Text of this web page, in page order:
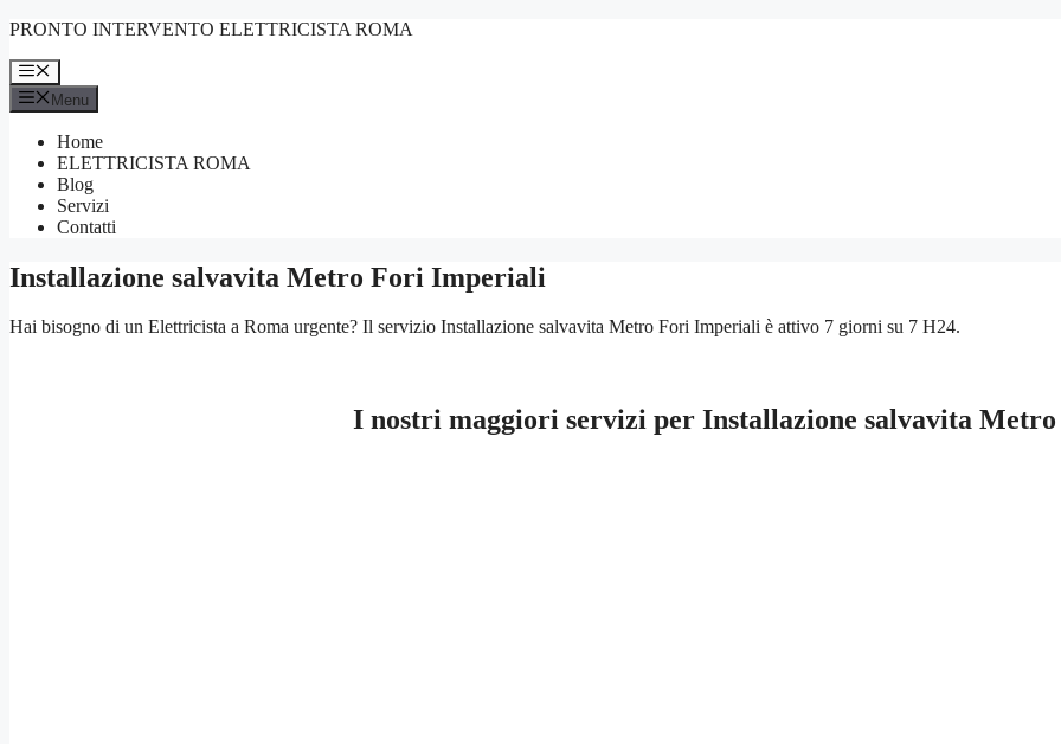
Vai
contenuto
PRONTO INTERVENTO ELETTRICISTA ROMA
Menu
Menu
Home
ELETTRICISTA ROMA
Blog
Servizi
Contatti
Installazione salvavita Metro Fori Imperiali
Hai bisogno di un Elettricista a Roma urgente? Il servizio Installazione salvavita Metro Fori Imperiali è attivo 7 giorni su 7 H24.
I nostri maggiori servizi per Installazione salvavita